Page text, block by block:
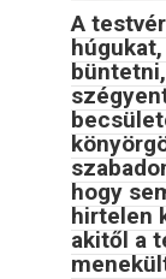
A
hogy
hirtelen
akitől a